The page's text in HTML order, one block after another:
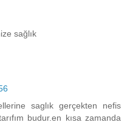
sağlık
saglık gerçekten nefis
budur.en kısa zamanda